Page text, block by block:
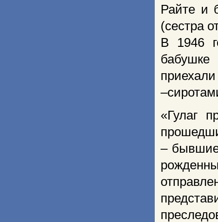
Райте и
(сестра
В 1946
«Гулаг
– бывшие